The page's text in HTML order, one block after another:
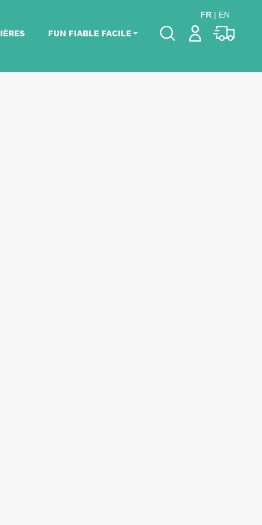
FUN FIABLE FACILE
FR| EN